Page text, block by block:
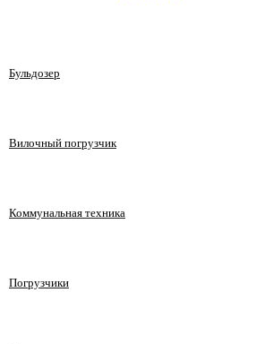
Бульдозер
Вилочный погрузчик
Коммунальная техника
Погрузчики